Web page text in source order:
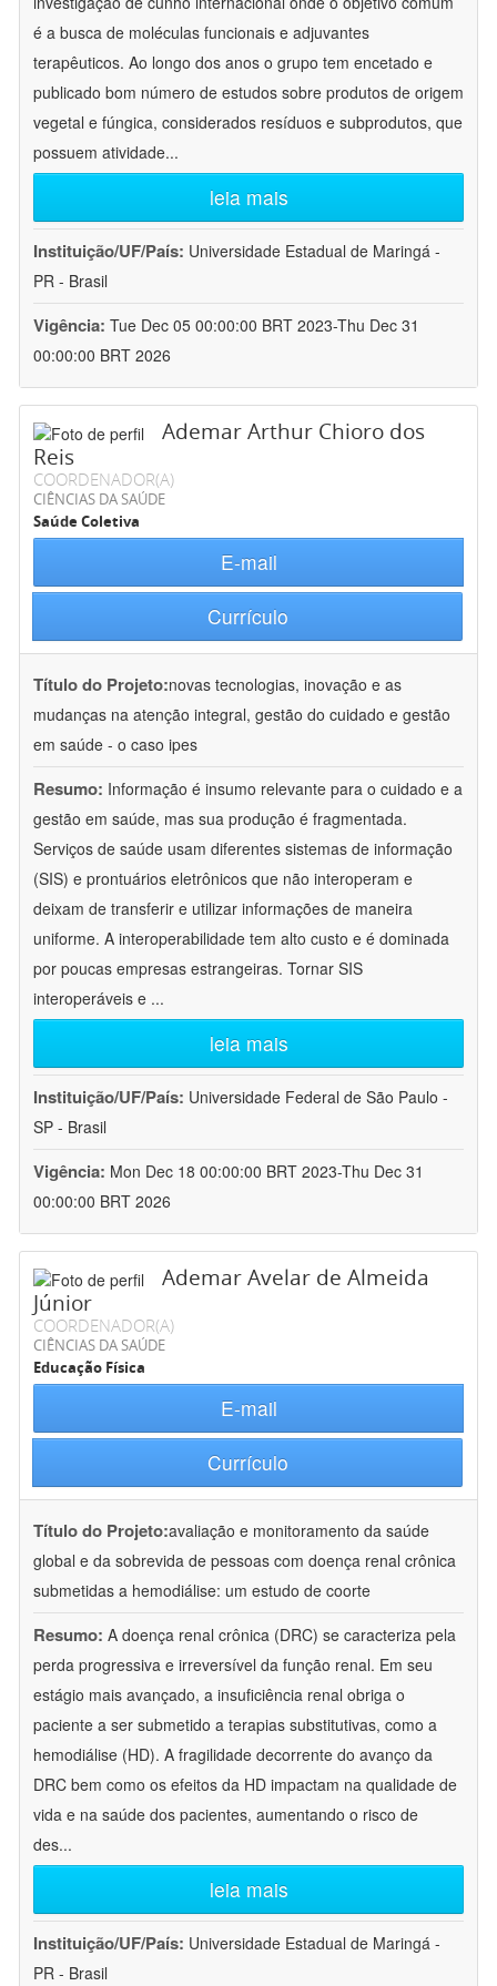
é a busca de moléculas funcionais e adjuvantes
terapêuticos. Ao longo dos anos o grupo tem encetado e
publicado bom número de estudos sobre produtos de origem
vegetal e fúngica, considerados resíduos e subprodutos, que
possuem atividade...
leia mais
Instituição/UF/País: Universidade Estadual de Maringá -
PR - Brasil
Vigência: Tue Dec 05 00:00:00 BRT 2023-Thu Dec 31
00:00:00 BRT 2026
Ademar Arthur Chioro dos
Reis
COORDENADOR(A)
CIÊNCIAS DA SAÚDE
Saúde Coletiva
E-mail
Currículo
Título do Projeto:novas tecnologias, inovação e as
mudanças na atenção integral, gestão do cuidado e gestão
em saúde - o caso ipes
Resumo: Informação é insumo relevante para o cuidado e a
gestão em saúde, mas sua produção é fragmentada.
Serviços de saúde usam diferentes sistemas de informação
(SIS) e prontuários eletrônicos que não interoperam e
deixam de transferir e utilizar informações de maneira
uniforme. A interoperabilidade tem alto custo e é dominada
por poucas empresas estrangeiras. Tornar SIS
interoperáveis e ...
leia mais
Instituição/UF/País: Universidade Federal de São Paulo -
SP - Brasil
Vigência: Mon Dec 18 00:00:00 BRT 2023-Thu Dec 31
00:00:00 BRT 2026
Ademar Avelar de Almeida
Júnior
COORDENADOR(A)
CIÊNCIAS DA SAÚDE
Educação Física
E-mail
Currículo
Título do Projeto:avaliação e monitoramento da saúde
global e da sobrevida de pessoas com doença renal crônica
submetidas a hemodiálise: um estudo de coorte
Resumo: A doença renal crônica (DRC) se caracteriza pela
perda progressiva e irreversível da função renal. Em seu
estágio mais avançado, a insuficiência renal obriga o
paciente a ser submetido a terapias substitutivas, como a
hemodiálise (HD). A fragilidade decorrente do avanço da
DRC bem como os efeitos da HD impactam na qualidade de
vida e na saúde dos pacientes, aumentando o risco de
des...
leia mais
Instituição/UF/País: Universidade Estadual de Maringá -
PR - Brasil